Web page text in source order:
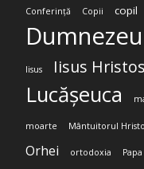
Conferință Copii copil
Dumnezeu
Iisus Iisus Hristos
Lucășeuca
moarte Mântuitorul
Orhei ortodoxia